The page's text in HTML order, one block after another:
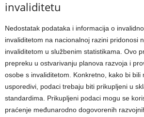
invaliditetu
Nedostatak podataka i informacija o
invaliditetom na nacionalnoj razini pridonosi
invaliditetom u službenim statistikama. Ovo
prepreku u ostvarivanju planova razvoja i
osobe s invaliditetom. Konkretno, kako bi bili
usporedivi, podaci trebaju biti prikupljeni u
standardima. Prikupljeni podaci mogu se
praćenje međunarodno dogovorenih